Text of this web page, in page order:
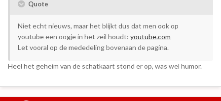
Quote
Niet echt nieuws, maar het blijkt dus dat men ook op
youtube een oogje in het zeil houdt: youtube.com
Let vooral op de mededeling bovenaan de pagina.
Heel het geheim van de schatkaart stond er op, was wel humor.